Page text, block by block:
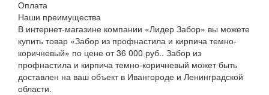
Оплата
Наши преимущества
В интернет-магазине компании «Лидер Забор» вы можете
купить товар «Забор из профнастила и кирпича темно-
коричневый» по цене от 36 000 руб.. Забор из
профнастила и кирпича темно-коричневый может быть
доставлен на ваш объект в Ивангороде и Ленинградской
области.